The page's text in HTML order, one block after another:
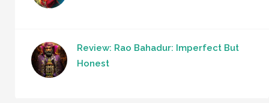
Review: Rao Bahadur: Imperfect But
Honest